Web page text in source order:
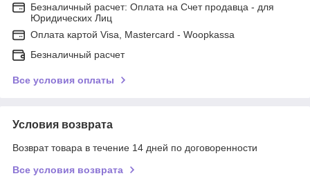
Безналичный расчет: Оплата на Счет продавца - для
Юридических Лиц
Оплата картой Visa, Mastercard - Woopkassa
Безналичный расчет
Все условия оплаты
Условия возврата
Возврат товара в течение 14 дней по договоренности
Все условия возврата